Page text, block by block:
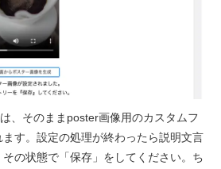
、そのままposter画像用のカスタムフ
す。設定の処理が終わったら説明文言
の状態で「保存」をしてください。ち